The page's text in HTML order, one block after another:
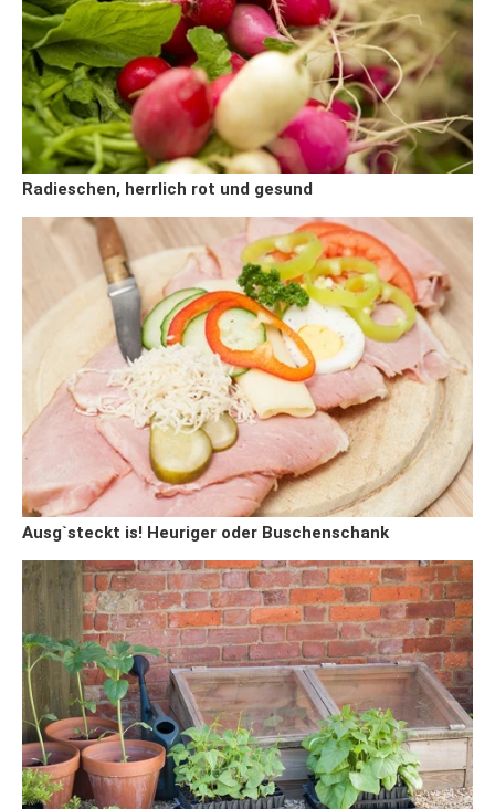
Radieschen, herrlich rot und gesund
Ausg`steckt is! Heuriger oder Buschenschank